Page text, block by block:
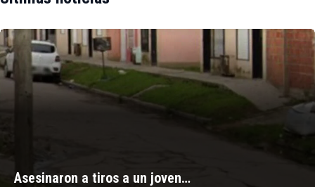
Asesinaron a tiros a un joven…